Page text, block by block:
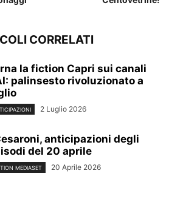
CORRELATI
la fiction Capri sui canali
palinsesto rivoluzionato a
2 Luglio 2026
anticipazioni degli
del 20 aprile
MEDIASET 20 Aprile 2026